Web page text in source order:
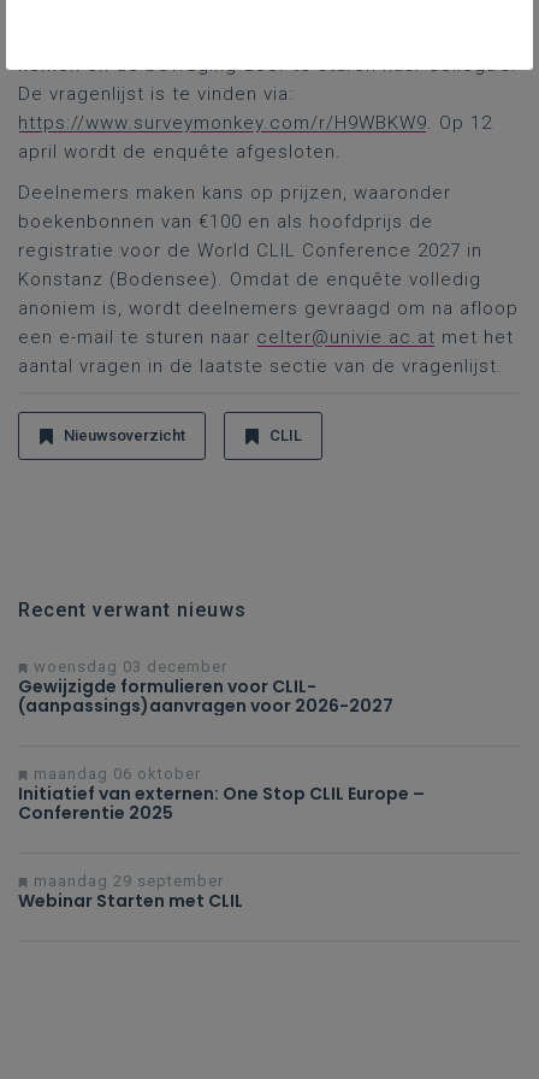
nemen en de bevraging door te sturen naar collega’s.
De vragenlijst is te vinden via:
https://www.surveymonkey.com/r/H9WBKW9. Op 12
april wordt de enquête afgesloten.
Deelnemers maken kans op prijzen, waaronder
boekenbonnen van €100 en als hoofdprijs de
registratie voor de World CLIL Conference 2027 in
Konstanz (Bodensee). Omdat de enquête volledig
anoniem is, wordt deelnemers gevraagd om na afloop
een e-mail te sturen naar celter@univie.ac.at met het
aantal vragen in de laatste sectie van de vragenlijst.
Nieuwsoverzicht CLIL
Recent verwant nieuws
woensdag 03 december
Gewijzigde formulieren voor CLIL-
(aanpassings)aanvragen voor 2026-2027
maandag 06 oktober
Initiatief van externen: One Stop CLIL Europe –
Conferentie 2025
maandag 29 september
Webinar Starten met CLIL